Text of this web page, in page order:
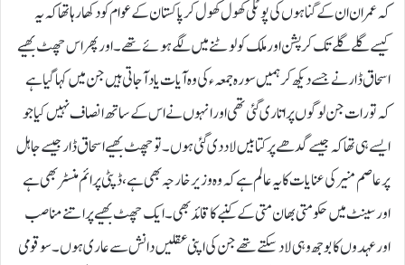
کہ عمران ان کے گناہوں کی پوٹلی کھول کھول کر پاکستان کے عوام کو دکھا رہا تھا کہ یہ
کیسے گلے گلے تک کرپشن اور ملک کو لوٹنے میں لگے ہوئے تھے۔ اور پھر اس چھٹ بھیے
اسحاق ڈار نے جسے دیکھ کر ہمیں سورہ جمعہء کی وہ آیات یاد آجاتی ہیں جن میں کہا گیا ہے
کہ تورات جن لوگوں پر اتاری گئی تھی اور انہوں نے اس کے ساتھ انصاف نہیں کیا جو
ایسے ہی تھا کہ جیسے گدھے پر کتابیں لاد دی گئی ہوں۔ تو چھٹ بھیے اسحاق ڈار جیسے جاہل
پر عاصم منیر کی عنایات کا یہ عالم ہے کہ وہ وزیر خارجہ بھی ہے، ڈپٹی پرائم منسٹر بھی ہے
اور سینٹ میں حکومتی بھان متی کے کنبے کا قائد بھی۔ ایک چھٹ بھیے پر اتنے مناصب
اور عہدوں کا بوجھ وہی لاد سکتے تھے جن کی اپنی عقلیں دانش سے عاری ہوں۔ سو قومی